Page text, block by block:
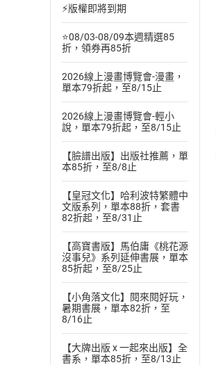
⚡版權即將到期
⭐08/03-08/09本週精選85
折，領券再85折
2026線上漫畫博覽會-漫畫，
單本79折起，至8/15止
2026線上漫畫博覽會-輕小
說，單本79折起，至8/15止
【臉譜出版】出版社推薦，單
本85折，至8/8止
【皇冠文化】哈利波特繁體中
文版系列，單本88折，套書
82折起，至8/31止
【高寶書版】馬伯庸《桃花源
沒事兒》系列延伸書展，單本
85折起，至8/25止
【小角落文化】閱來閱好玩，
暑期書展，單本82折，至
8/16止
【大牌出版 x 一起來出版】全
書系，單本85折，至8/13止